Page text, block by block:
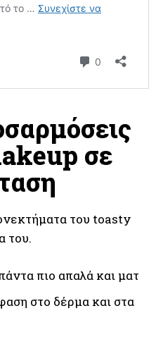
σε
του toasty
του.
πιο απαλά και ματ
στο δέρμα και στα